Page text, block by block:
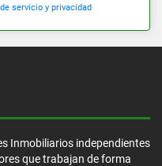
servicio y privacidad
Inmobiliarios independientes
que trabajan de forma